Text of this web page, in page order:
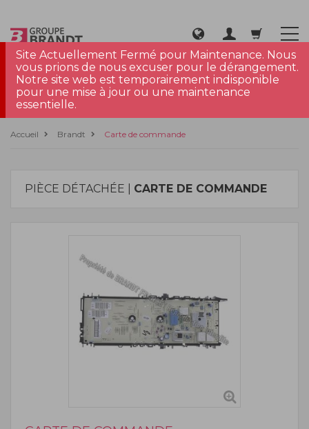
Site Actuellement Fermé pour Maintenance. Nous
vous prions de nous excuser pour le dérangement.
Notre site web est temporairement indisponible
pour une mise à jour ou une maintenance
essentielle.
Accueil Brandt Carte de commande
PIÈCE DÉTACHÉE | CARTE DE COMMANDE